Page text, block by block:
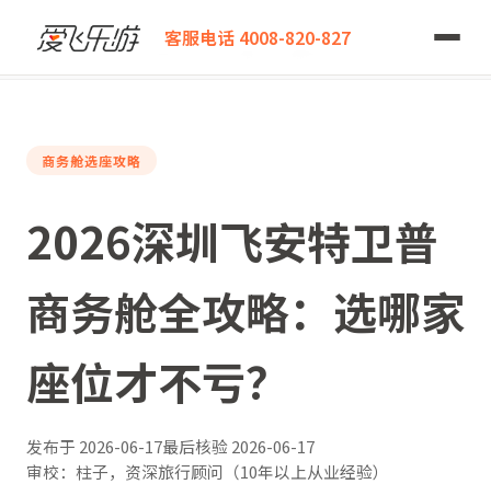
客服电话 4008-820-827
爱飞乐游
2026深圳飞安特卫普商务舱全攻略：选哪家座位才不亏？
商务舱选座攻略
2026深圳飞安特卫普
商务舱全攻略：选哪家
座位才不亏？
发布于 2026-06-17最后核验2026-06-17
审校：柱子，资深旅行顾问（10年以上从业经验）